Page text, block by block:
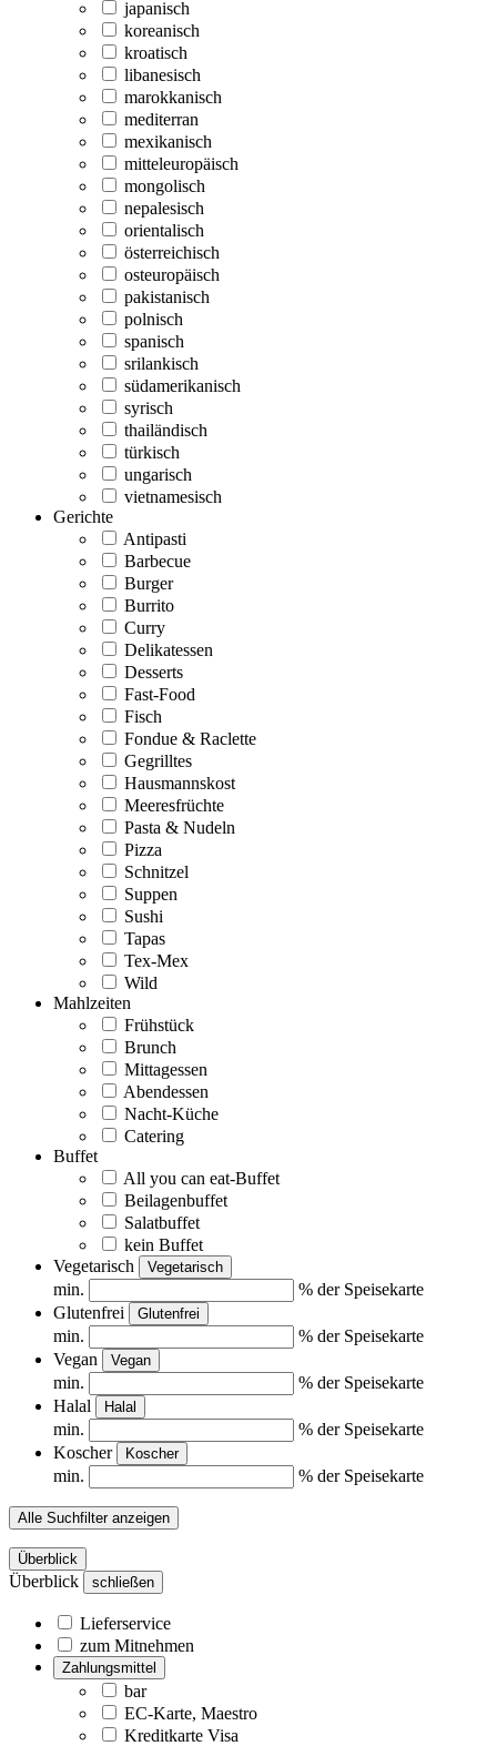
japanisch
koreanisch
kroatisch
libanesisch
marokkanisch
mediterran
mexikanisch
mitteleuropäisch
mongolisch
nepalesisch
orientalisch
österreichisch
osteuropäisch
pakistanisch
polnisch
spanisch
srilankisch
südamerikanisch
syrisch
thailändisch
türkisch
ungarisch
vietnamesisch
Gerichte
Antipasti
Barbecue
Burger
Burrito
Curry
Delikatessen
Desserts
Fast-Food
Fisch
Fondue & Raclette
Gegrilltes
Hausmannskost
Meeresfrüchte
Pasta & Nudeln
Pizza
Schnitzel
Suppen
Sushi
Tapas
Tex-Mex
Wild
Mahlzeiten
Frühstück
Brunch
Mittagessen
Abendessen
Nacht-Küche
Catering
Buffet
All you can eat-Buffet
Beilagenbuffet
Salatbuffet
kein Buffet
Vegetarisch
Vegetarisch
min.
% der Speisekarte
Glutenfrei
Glutenfrei
min.
% der Speisekarte
Vegan
Vegan
min.
% der Speisekarte
Halal
Halal
min.
% der Speisekarte
Koscher
Koscher
min. % der Speisekarte
Alle Suchfilter anzeigen
Überblick
Überblick schließen
Lieferservice
zum Mitnehmen
Zahlungsmittel
bar
EC-Karte, Maestro
Kreditkarte Visa